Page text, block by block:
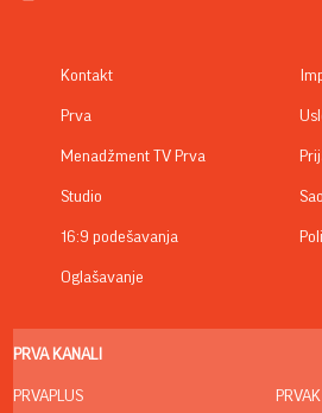
Kontakt
Prva
Menadžment TV Prva
Studio
16:9 podešavanja
Oglašavanje
PRVA KANALI
PRVAPLUS